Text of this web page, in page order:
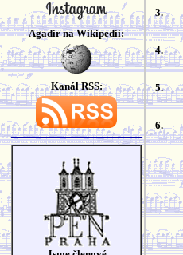
Agadir na Wikipedii:
Kanál RSS:
3.
4.
5.
6.